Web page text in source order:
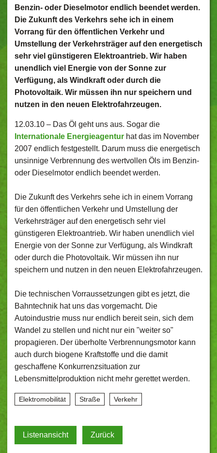
Benzin- oder Dieselmotor endlich beendet werden.
Die Zukunft des Verkehrs sehe ich in einem
Vorrang für den öffentlichen Verkehr und
Umstellung der Verkehrsträger auf den energetisch
sehr viel günstigeren Elektroantrieb. Wir haben
unendlich viel Energie von der Sonne zur
Verfügung, als Windkraft oder durch die
Photovoltaik. Wir müssen ihn nur speichern und
nutzen in den neuen Elektrofahrzeugen.
12.03.10 – Das Öl geht uns aus. Sogar die
Internationale Energieagentur hat das im November
2007 endlich festgestellt. Darum muss die energetisch
unsinnige Verbrennung des wertvollen Öls im Benzin-
oder Dieselmotor endlich beendet werden.
Die Zukunft des Verkehrs sehe ich in einem Vorrang
für den öffentlichen Verkehr und Umstellung der
Verkehrsträger auf den energetisch sehr viel
günstigeren Elektroantrieb. Wir haben unendlich viel
Energie von der Sonne zur Verfügung, als Windkraft
oder durch die Photovoltaik. Wir müssen ihn nur
speichern und nutzen in den neuen Elektrofahrzeugen.
Die technischen Vorraussetzungen gibt es jetzt, die
Bahntechnik hat uns das vorgemacht. Die
Autoindustrie muss nur endlich bereit sein, sich dem
Wandel zu stellen und nicht nur ein "weiter so"
propagieren. Der überholte Verbrennungsmotor kann
auch durch biogene Kraftstoffe und die damit
geschaffene Konkurrenzsituation zur
Lebensmittelproduktion nicht mehr gerettet werden.
Elektromobilität Straße Verkehr
Listenansicht Zurück